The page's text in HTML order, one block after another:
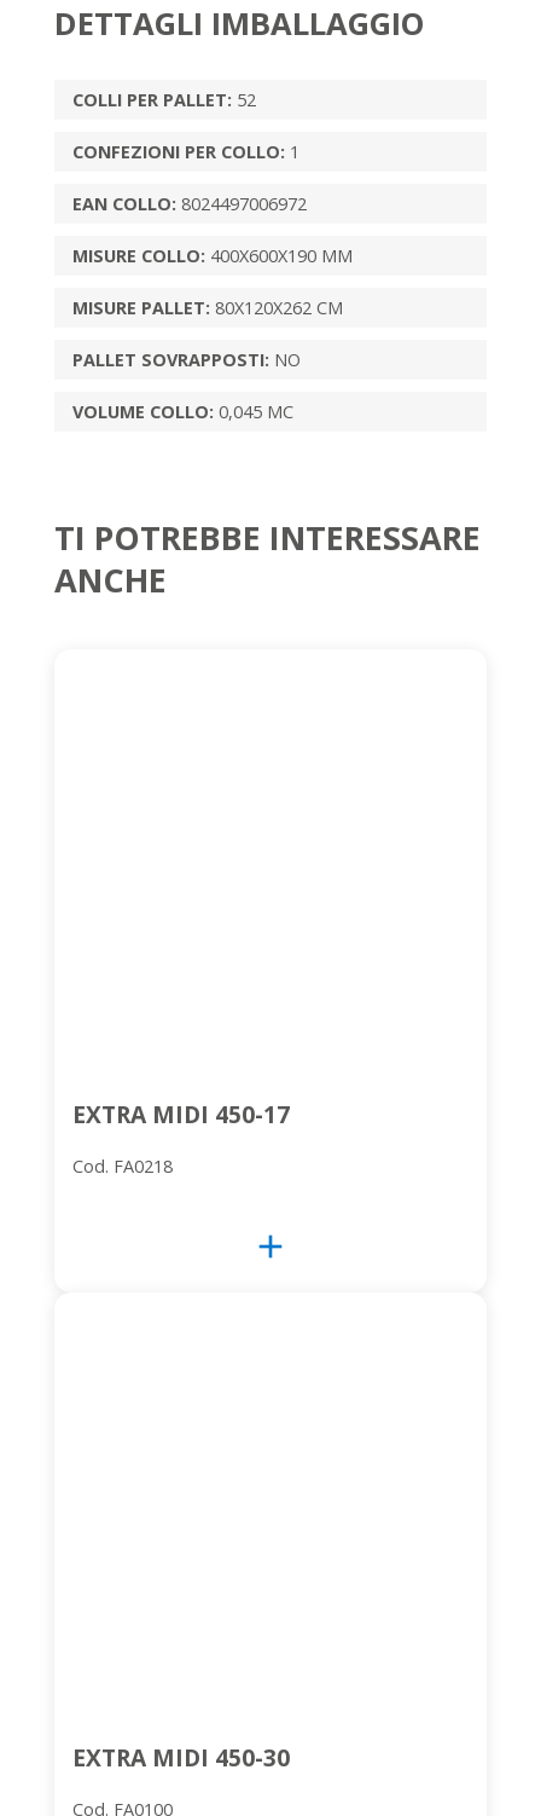
DETTAGLI IMBALLAGGIO
COLLI PER PALLET: 52
CONFEZIONI PER COLLO: 1
EAN COLLO: 8024497006972
MISURE COLLO: 400X600X190 MM
MISURE PALLET: 80X120X262 CM
PALLET SOVRAPPOSTI: NO
VOLUME COLLO: 0,045 MC
TI POTREBBE INTERESSARE
ANCHE
EXTRA MIDI 450-17
Cod. FA0218
add
EXTRA MIDI 450-30
Cod. FA0100